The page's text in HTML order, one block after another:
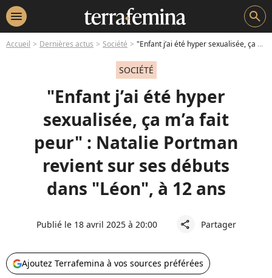
menu search
Accueil Dernières actus Société "Enfant j’ai été hyper sexualisée, ça m’a fait peur" : Natalie Portman revient sur ses débuts dans "Léon", à 12 ans
SOCIÉTÉ
"Enfant j’ai été hyper
sexualisée, ça m’a fait
peur" : Natalie Portman
revient sur ses débuts
dans "Léon", à 12 ans
Publié le 18 avril 2025 à 20:00 share Partager
Ajoutez Terrafemina à vos sources préférées